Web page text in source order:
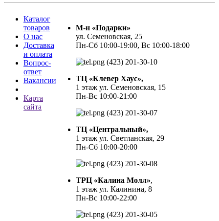
Каталог
товаров
О нас
Доставка
и оплата
Вопрос-
ответ
Вакансии
Карта
сайта
М-н «Подарки»
ул. Семеновская, 25
Пн-Сб 10:00-19:00, Вс 10:00-18:00
(423) 201-30-10
ТЦ «Клевер Хаус»,
1 этаж ул. Семеновская, 15
Пн-Вс 10:00-21:00
(423) 201-30-07
ТЦ «Центральный»,
1 этаж ул. Светланская, 29
Пн-Сб 10:00-20:00
(423) 201-30-08
ТРЦ «Калина Молл»,
1 этаж ул. Калинина, 8
Пн-Вс 10:00-22:00
(423) 201-30-05